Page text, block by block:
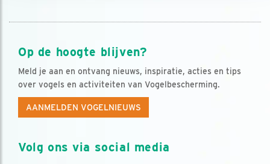
Op de hoogte blijven?
Meld je aan en ontvang nieuws, inspiratie, acties en tips
over vogels en activiteiten van Vogelbescherming.
AANMELDEN VOGELNIEUWS
Volg ons via social media